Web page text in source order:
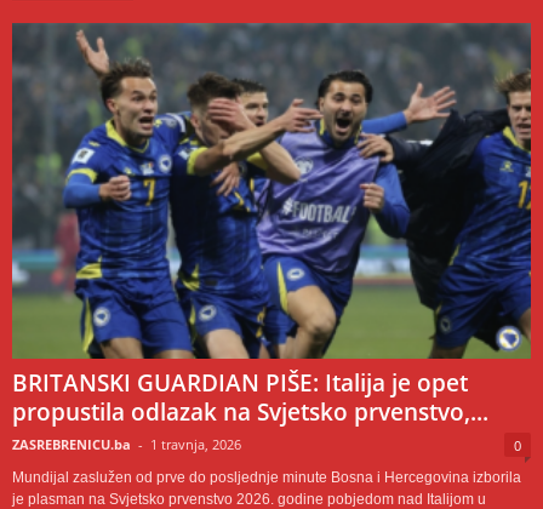
BRITANSKI GUARDIAN PIŠE: Italija je opet
propustila odlazak na Svjetsko prvenstvo,...
ZASREBRENICU.ba - 1 travnja, 2026 0
Mundijal zaslužen od prve do posljednje minute Bosna i Hercegovina izborila
je plasman na Svjetsko prvenstvo 2026. godine pobjedom nad Italijom u